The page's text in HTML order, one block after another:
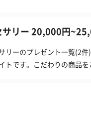
サリー 20,000円
リーのプレゼント一覧(2
トです。こだわりの商品